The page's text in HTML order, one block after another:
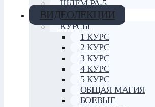
ШЛЕМ РА-5
ВИДЕОЛЕКЦИИ
КУРСЫ
1 КУРС
2 КУРС
3 КУРС
4 КУРС
5 КУРС
ОБЩАЯ МАГИЯ
БОЕВЫЕ